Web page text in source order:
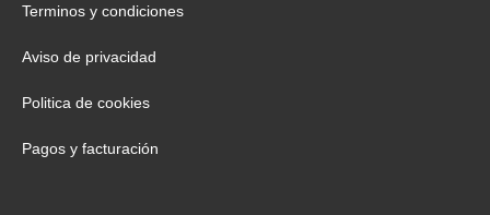
Terminos y condiciones
Aviso de privacidad
Politica de cookies
Pagos y facturación